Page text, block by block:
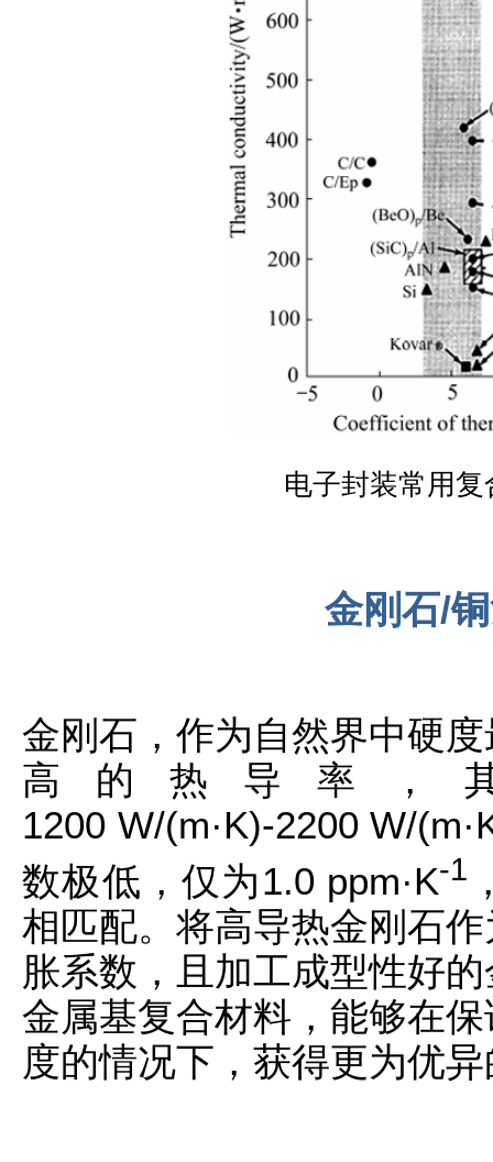
电子封装常用
金刚石/
金刚石，作为自然界中硬
高的热导率，
1200 W/(m·K)-2200 W/
数极低，仅为1.0 ppm·K-1
相匹配。将高导热金刚石
胀系数，且加工成型性好
金属基复合材料，能够在
度的情况下，获得更为优